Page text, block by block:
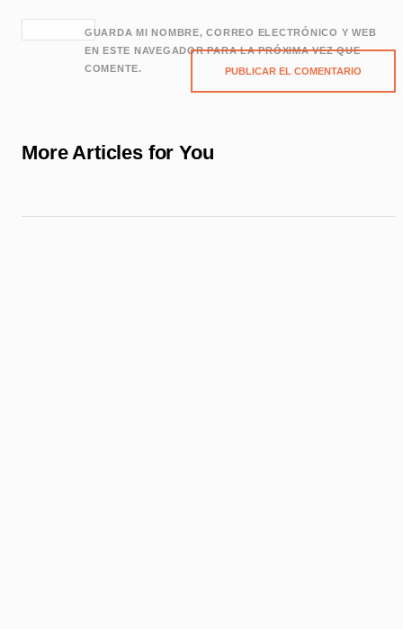
GUARDA MI NOMBRE, CORREO ELECTRÓNICO Y WEB
EN ESTE NAVEGADOR PARA LA PRÓXIMA VEZ QUE
COMENTE.
More Articles for You